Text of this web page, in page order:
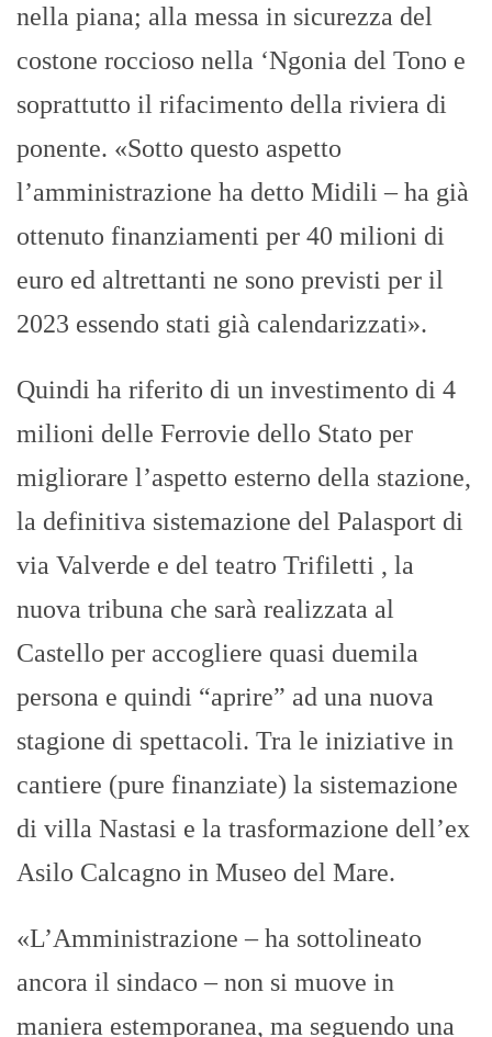
nella piana; alla messa in sicurezza del
costone roccioso nella ‘Ngonia del Tono e
soprattutto il rifacimento della riviera di
ponente. «Sotto questo aspetto
l’amministrazione ha detto Midili – ha già
ottenuto finanziamenti per 40 milioni di
euro ed altrettanti ne sono previsti per il
2023 essendo stati già calendarizzati».
Quindi ha riferito di un investimento di 4
milioni delle Ferrovie dello Stato per
migliorare l’aspetto esterno della stazione,
la definitiva sistemazione del Palasport di
via Valverde e del teatro Trifiletti , la
nuova tribuna che sarà realizzata al
Castello per accogliere quasi duemila
persona e quindi “aprire” ad una nuova
stagione di spettacoli. Tra le iniziative in
cantiere (pure finanziate) la sistemazione
di villa Nastasi e la trasformazione dell’ex
Asilo Calcagno in Museo del Mare.
«L’Amministrazione – ha sottolineato
ancora il sindaco – non si muove in
maniera estemporanea, ma seguendo una